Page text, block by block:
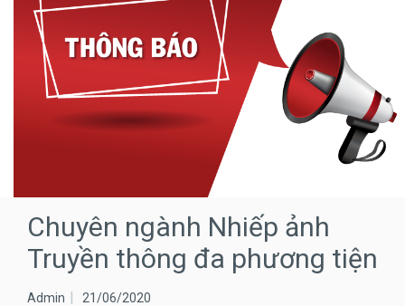
Chuyên ngành Nhiếp ảnh
Truyền thông đa phương tiện
Admin 21/06/2020